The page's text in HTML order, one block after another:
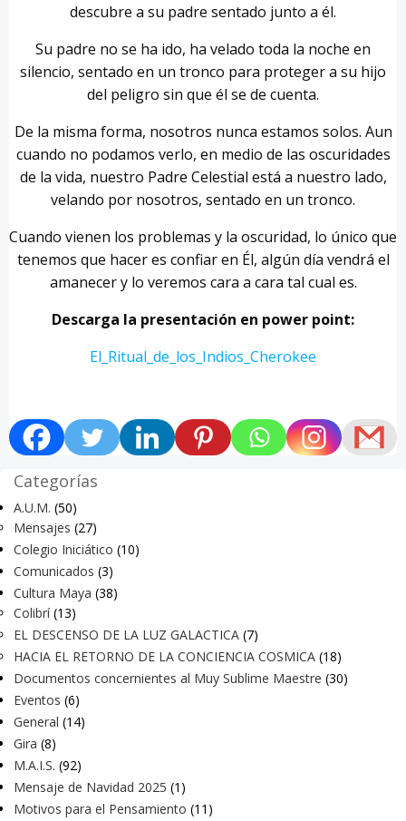
descubre a su padre sentado junto a él.
Su padre no se ha ido, ha velado toda la noche en
silencio, sentado en un tronco para proteger a su hijo
del peligro sin que él se de cuenta.
De la misma forma, nosotros nunca estamos solos. Aun
cuando no podamos verlo, en medio de las oscuridades
de la vida, nuestro Padre Celestial está a nuestro lado,
velando por nosotros, sentado en un tronco.
Cuando vienen los problemas y la oscuridad, lo único que
tenemos que hacer es confiar en Él, algún día vendrá el
amanecer y lo veremos cara a cara tal cual es.
Descarga la presentación en power point:
El_Ritual_de_los_Indios_Cherokee
Categorías
A.U.M. (50)
Mensajes (27)
Colegio Iniciático (10)
Comunicados (3)
Cultura Maya (38)
Colibrí(13)
EL DESCENSO DE LA LUZ GALACTICA (7)
HACIA EL RETORNO DE LA CONCIENCIA COSMICA (18)
Documentos concernientes al Muy Sublime Maestre (30)
Eventos (6)
General (14)
Gira (8)
M.A.I.S. (92)
Mensaje de Navidad 2025 (1)
Motivos para el Pensamiento (11)